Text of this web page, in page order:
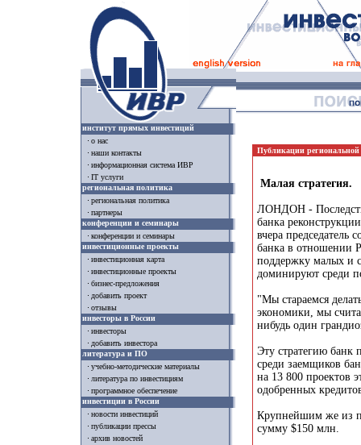
институт прямых инвестиций
о нас
наши контакты
информационная система ИВР
IT услуги
региональная политика
региональная политика
партнеры
конференции и семинары
конференции и семинары
инвестиционные проекты
инвестиционная карта
инвестиционные проекты
бизнес-предложения
добавить проект
отзывы
инвесторы в России
инвесторы
добавить инвестора
литература и ПО
учебно-методические материалы
литература по инвестициям
программное обеспечение
инвестиции в России
новости инвестиций
публикации прессы
архив новостей
Публикации региональной
Малая стратегия.
ЛОНДОН -
банка
вчера председатель
банка в отношении
поддержку малых и
доминируют среди
"Мы стараемся
экономики, мы
нибудь один
Эту стратегию банк
среди заемщиков
на 13 800 проектов
одобренных
Крупнейшим же из
сумму $150 млн.